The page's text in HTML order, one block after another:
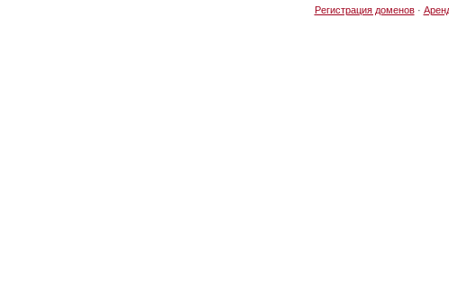
Регистрация доменов·